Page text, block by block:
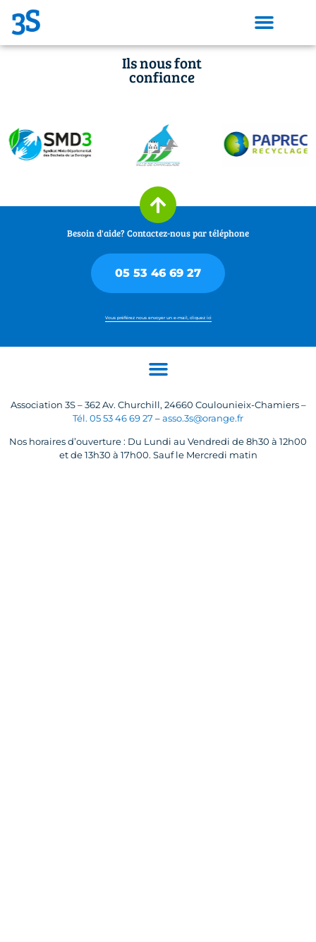
Ils nous font
confiance
Besoin d'aide? Contactez-nous par téléphone
05 53 46 69 27
Vous préférez nous envoyer un e-mail, cliquez ici
Association 3S – 362 Av. Churchill, 24660 Coulounieix-Chamiers –
Tél. 05 53 46 69 27 – asso.3s@orange.fr
Nos horaires d’ouverture : Du Lundi au Vendredi de 8h30 à 12h00
et de 13h30 à 17h00. Sauf le Mercredi matin